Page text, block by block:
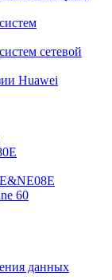
сетевой
Huawei
60
данных